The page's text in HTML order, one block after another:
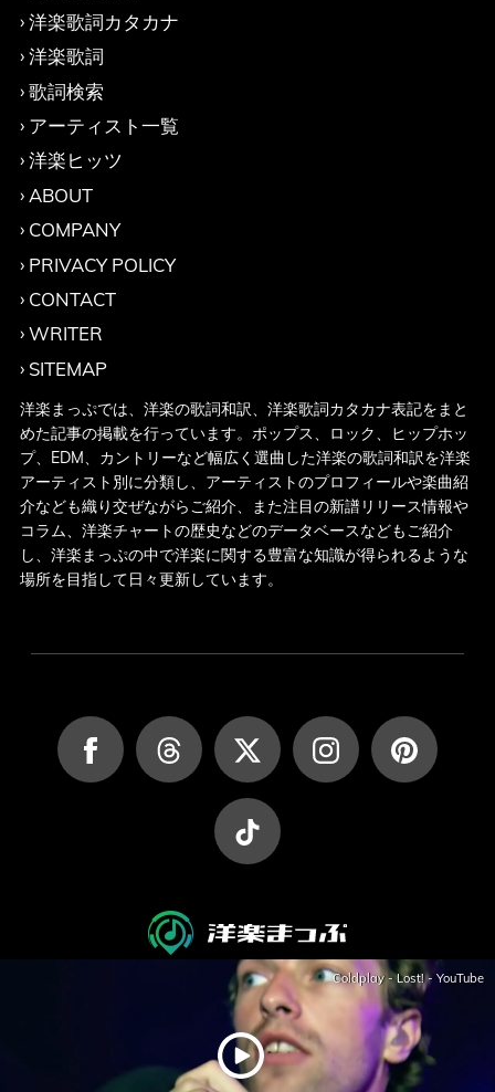
Coldplay - Lost! - YouTube
洋楽歌詞カタカナ
洋楽歌詞
歌詞検索
アーティスト一覧
洋楽ヒッツ
ABOUT
COMPANY
PRIVACY POLICY
CONTACT
WRITER
SITEMAP
洋楽まっぷでは、洋楽の歌詞和訳、洋楽歌詞カタカナ表記をまと
めた記事の掲載を行っています。ポップス、ロック、ヒップホッ
プ、EDM、カントリーなど幅広く選曲した洋楽の歌詞和訳を洋楽
アーティスト別に分類し、アーティストのプロフィールや楽曲紹
介なども織り交ぜながらご紹介、また注目の新譜リリース情報や
コラム、洋楽チャートの歴史などのデータベースなどもご紹介
し、洋楽まっぷの中で洋楽に関する豊富な知識が得られるような
場所を目指して日々更新しています。
JASRAC許諾第9027045002Y45037号
JASRAC許諾第9027045001Y38026号